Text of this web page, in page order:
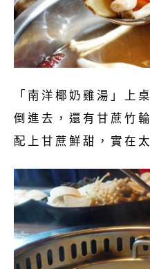
「南洋椰奶雞湯」上
倒進去，還有甘蔗竹
配上甘蔗鮮甜，實在